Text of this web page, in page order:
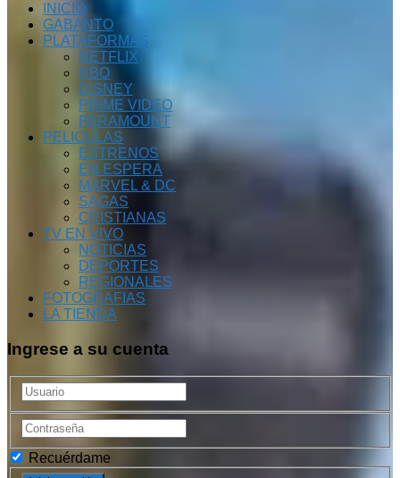
INICIO
GABANTO
PLATAFORMAS
NETFLIX
HBO
DISNEY
PRIME VIDEO
PARAMOUNT
PELICULAS
ESTRENOS
EN ESPERA
MARVEL & DC
SAGAS
CRISTIANAS
TV EN VIVO
NOTICIAS
DEPORTES
REGIONALES
FOTOGRAFIAS
LA TIENDA
Ingrese a su cuenta
Recuérdame